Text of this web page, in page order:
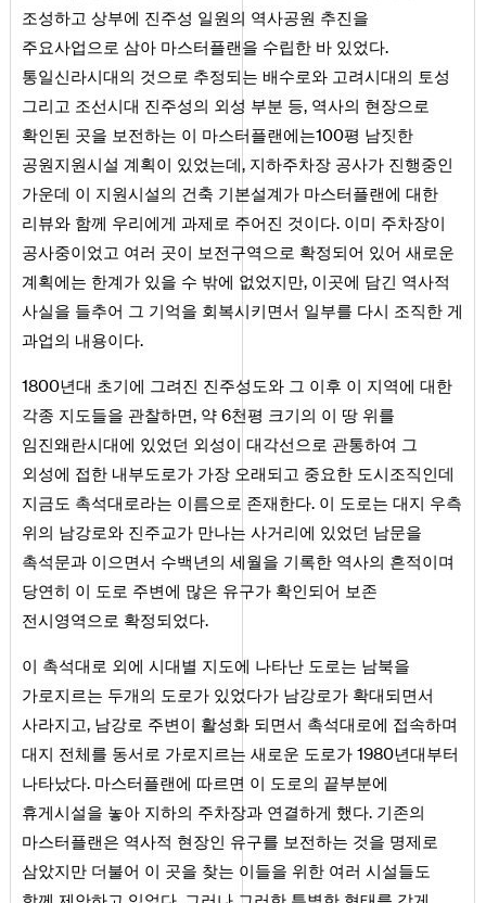
조성하고 상부에 진주성 일원의 역사공원 추진을
주요사업으로 삼아 마스터플랜을 수립한 바 있었다.
통일신라시대의 것으로 추정되는 배수로와 고려시대의 토성
그리고 조선시대 진주성의 외성 부분 등, 역사의 현장으로
확인된 곳을 보전하는 이 마스터플랜에는100평 남짓한
공원지원시설 계획이 있었는데, 지하주차장 공사가 진행중인
가운데 이 지원시설의 건축 기본설계가 마스터플랜에 대한
리뷰와 함께 우리에게 과제로 주어진 것이다. 이미 주차장이
공사중이었고 여러 곳이 보전구역으로 확정되어 있어 새로운
계획에는 한계가 있을 수 밖에 없었지만, 이곳에 담긴 역사적
사실을 들추어 그 기억을 회복시키면서 일부를 다시 조직한 게
과업의 내용이다.
1800년대 초기에 그려진 진주성도와 그 이후 이 지역에 대한
각종 지도들을 관찰하면, 약 6천평 크기의 이 땅 위를
임진왜란시대에 있었던 외성이 대각선으로 관통하여 그
외성에 접한 내부도로가 가장 오래되고 중요한 도시조직인데
지금도 촉석대로라는 이름으로 존재한다. 이 도로는 대지 우측
위의 남강로와 진주교가 만나는 사거리에 있었던 남문을
촉석문과 이으면서 수백년의 세월을 기록한 역사의 흔적이며
당연히 이 도로 주변에 많은 유구가 확인되어 보존
전시영역으로 확정되었다.
이 촉석대로 외에 시대별 지도에 나타난 도로는 남북을
가로지르는 두개의 도로가 있었다가 남강로가 확대되면서
사라지고, 남강로 주변이 활성화 되면서 촉석대로에 접속하며
대지 전체를 동서로 가로지르는 새로운 도로가 1980년대부터
나타났다. 마스터플랜에 따르면 이 도로의 끝부분에
휴게시설을 놓아 지하의 주차장과 연결하게 했다. 기존의
마스터플랜은 역사적 현장인 유구를 보전하는 것을 명제로
삼았지만 더불어 이 곳을 찾는 이들을 위한 여러 시설들도